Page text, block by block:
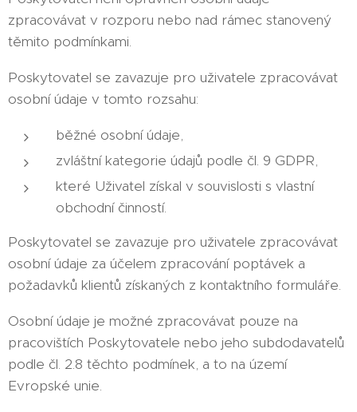
zpracovávat v rozporu nebo nad rámec stanovený
těmito podmínkami.
Poskytovatel se zavazuje pro uživatele zpracovávat
osobní údaje v tomto rozsahu:
běžné osobní údaje,
zvláštní kategorie údajů podle čl. 9 GDPR,
které Uživatel získal v souvislosti s vlastní
obchodní činností.
Poskytovatel se zavazuje pro uživatele zpracovávat
osobní údaje za účelem zpracování poptávek a
požadavků klientů získaných z kontaktního formuláře.
Osobní údaje je možné zpracovávat pouze na
pracovištích Poskytovatele nebo jeho subdodavatelů
podle čl. 2.8 těchto podmínek, a to na území
Evropské unie.